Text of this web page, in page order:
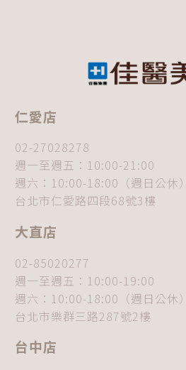
仁愛店
02-27028278
週一至週五：10:00-21:00
週六：10:00-18:00（週日公休）
台北市仁愛路四段68號3樓
大直店
02-85020277
週一至週五：10:00-19:00
週六：10:00-18:00（週日公休）
台北市樂群三路287號2樓
台中店